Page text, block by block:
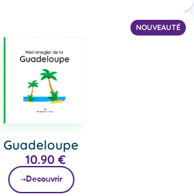
NOUVEAUTÉ
Guadeloupe
10.90 €
Decouvrir